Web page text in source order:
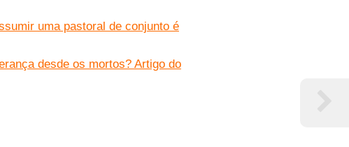
uma pastoral de conjunto é
desde os mortos? Artigo do